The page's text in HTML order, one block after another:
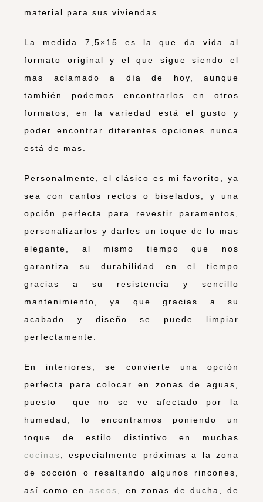
material para sus viviendas.
La medida 7,5×15 es la que da vida al
formato original y el que sigue siendo el
mas aclamado a día de hoy, aunque
también podemos encontrarlos en otros
formatos, en la variedad está el gusto y
poder encontrar diferentes opciones nunca
está de mas.
Personalmente, el clásico es mi favorito, ya
sea con cantos rectos o biselados, y una
opción perfecta para revestir paramentos,
personalizarlos y darles un toque de lo mas
elegante, al mismo tiempo que nos
garantiza su durabilidad en el tiempo
gracias a su resistencia y sencillo
mantenimiento, ya que gracias a su
acabado y diseño se puede limpiar
perfectamente.
En interiores, se convierte una opción
perfecta para colocar en zonas de aguas,
puesto que no se ve afectado por la
humedad, lo encontramos poniendo un
toque de estilo distintivo en muchas
cocinas
, especialmente próximas a la zona
de cocción o resaltando algunos rincones,
así como en aseos
, en zonas de ducha, de